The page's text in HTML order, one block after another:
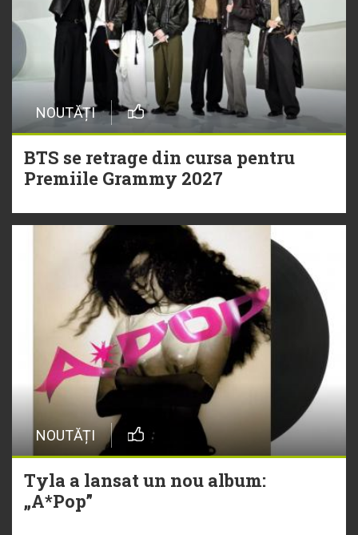
NOUTĂȚI
BTS se retrage din cursa pentru
Premiile Grammy 2027
NOUTĂȚI
Tyla a lansat un nou album:
„A*Pop”